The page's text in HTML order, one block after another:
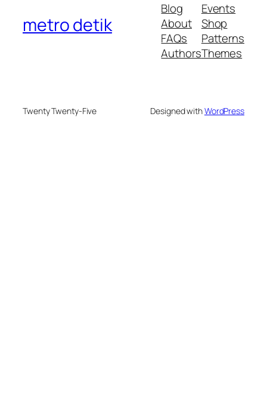
metro detik
Blog
About
FAQs
Authors
Events
Shop
Patterns
Themes
Twenty Twenty-Five Designed withWordPress